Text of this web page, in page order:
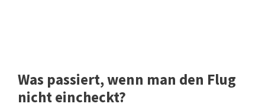
Was passiert, wenn man den Flug
nicht eincheckt?